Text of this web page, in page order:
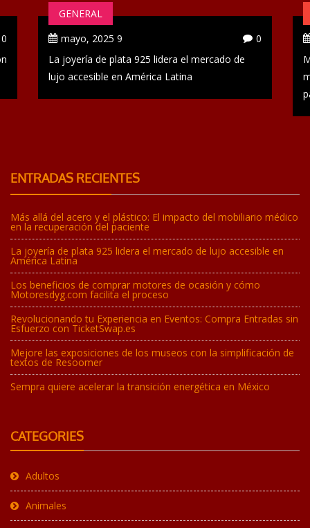
GENERAL
9 mayo, 2025
0
La joyería de plata 925 lidera el mercado de
lujo accesible en América Latina
0
ENTRADAS RECIENTES
Más allá del acero y el plástico: El impacto del mobiliario médico
en la recuperación del paciente
La joyería de plata 925 lidera el mercado de lujo accesible en
América Latina
Los beneficios de comprar motores de ocasión y cómo
Motoresdyg.com facilita el proceso
Revolucionando tu Experiencia en Eventos: Compra Entradas sin
Esfuerzo con TicketSwap.es
Mejore las exposiciones de los museos con la simplificación de
textos de Resoomer
Sempra quiere acelerar la transición energética en México
CATEGORIES
Adultos
Animales